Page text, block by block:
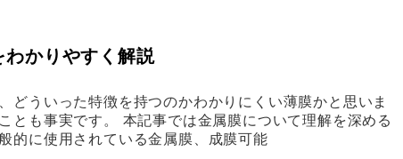
かりやすく解説
どういった特徴を持つのかわかりにくい薄膜かと思いま
とも事実です。 本記事では金属膜について理解を深める
的に使用されている金属膜、成膜可能